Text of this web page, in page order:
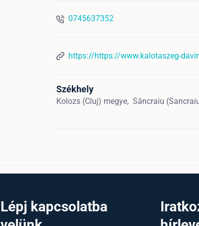
0745637352
https://https://www.kalotaszeg-
Székhely
Kolozs (Cluj) megye, Sâncraiu
Lépj kapcsolatba